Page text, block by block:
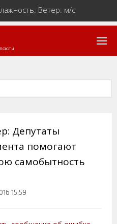
Ветер: м/с
Депутаты
помогают
самобытность
15:59